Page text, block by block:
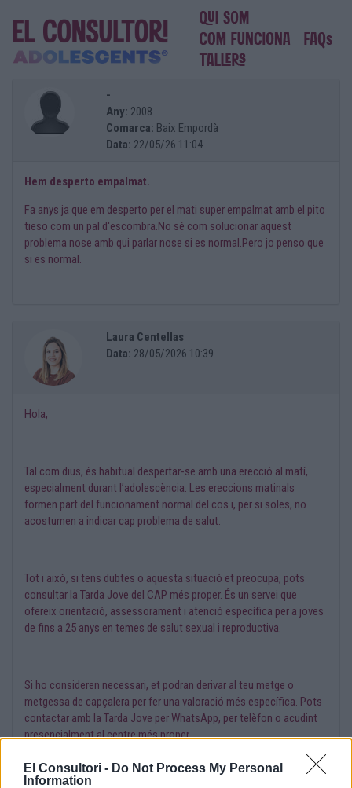
El Consultori - Do Not Process My Personal
Information
-
Any: 2008
Comarca: Baix Empordà
Data: 22/05/26 11:04
Hem desperto empalmat.
Fa anys ja que em desperto per el mati super empalmat amb el pito
tieso com un pal d'escombra.No sé com solucionar aquest
problema nose amb qui parlar nose si es normal.Pero jo penso que
si es normal.
Laura Centellas
Data: 28/05/2026 10:39
Hola,
Tal com dius, és habitual despertar-se amb una erecció al matí,
especialment durant l’adolescència. Les ereccions matinals
formen part del funcionament normal del cos i, per si soles, no
acostumen a indicar cap problema de salut.
Tot i això, si tens dubtes o aquesta situació et preocupa, pots
consultar la Tarda Jove del CAP més proper. És un servei que
ofereix orientació, assessorament i atenció específica per a joves
de fins a 25 anys en temes de salut sexual i reproductiva.
Si ho consideren necessari, et podran derivar al teu metge o
metgessa de capçalera per fer una valoració més específica. Pots
contactar amb la Tarda Jove per WhatsApp, per telèfon o acudint
presencialment al centre més proper.